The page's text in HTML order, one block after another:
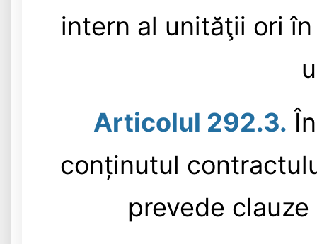
intern al unităţii ori
Articolul 292.3.
conținutul
prevede